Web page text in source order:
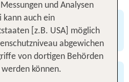
Tarif buchbar
und Analysen
kann auch ein
[z.B. USA] möglich
abgewichen
von dortigen Behörden
werden können.